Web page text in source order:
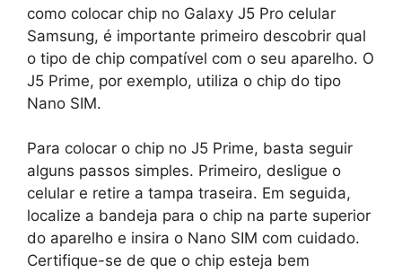
como colocar chip no Galaxy J5 Pro celular
Samsung, é importante primeiro descobrir qual
o tipo de chip compatível com o seu aparelho. O
J5 Prime, por exemplo, utiliza o chip do tipo
Nano SIM.
Para colocar o chip no J5 Prime, basta seguir
alguns passos simples. Primeiro, desligue o
celular e retire a tampa traseira. Em seguida,
localize a bandeja para o chip na parte superior
do aparelho e insira o Nano SIM com cuidado.
Certifique-se de que o chip esteja bem